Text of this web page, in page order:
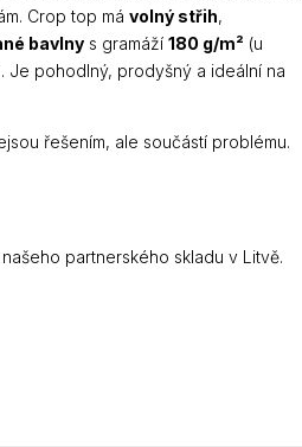
Crop top mávolný střih,
bavlny s gramáží180 g/m² (u
Je pohodlný, prodyšný a ideální na
řešením, ale součástí problému.
partnerského skladu v Litvě.